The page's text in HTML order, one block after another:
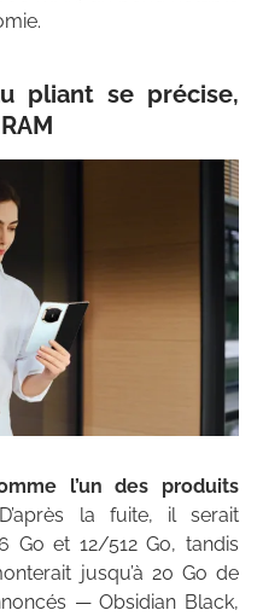
pliant se précise,
l’un des produits
la fuite, il serait
Go et 12/512 Go, tandis
jusqu’à 20 Go de
— Obsidian Black,